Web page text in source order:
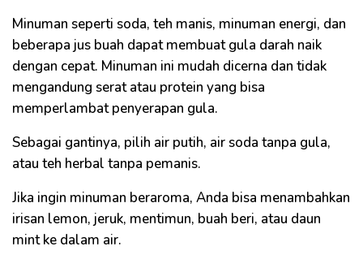
Minuman seperti soda, teh manis, minuman energi, dan
beberapa jus buah dapat membuat gula darah naik
dengan cepat. Minuman ini mudah dicerna dan tidak
mengandung serat atau protein yang bisa
memperlambat penyerapan gula.
Sebagai gantinya, pilih air putih, air soda tanpa gula,
atau teh herbal tanpa pemanis.
Jika ingin minuman beraroma, Anda bisa menambahkan
irisan lemon, jeruk, mentimun, buah beri, atau daun
mint ke dalam air.